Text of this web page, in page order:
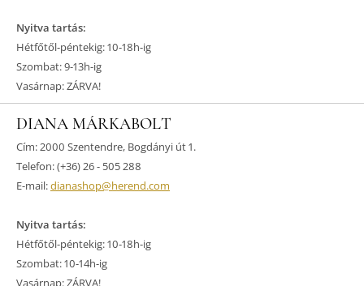
Nyitva tartás:
Hétfőtől-péntekig: 10-18h-ig
Szombat: 9-13h-ig
Vasárnap: ZÁRVA!
DIANA MÁRKABOLT
Cím: 2000 Szentendre, Bogdányi út 1.
Telefon: (+36) 26 - 505 288
E-mail:dianashop@herend.com
Nyitva tartás:
Hétfőtől-péntekig: 10-18h-ig
Szombat: 10-14h-ig
Vasárnap: ZÁRVA!